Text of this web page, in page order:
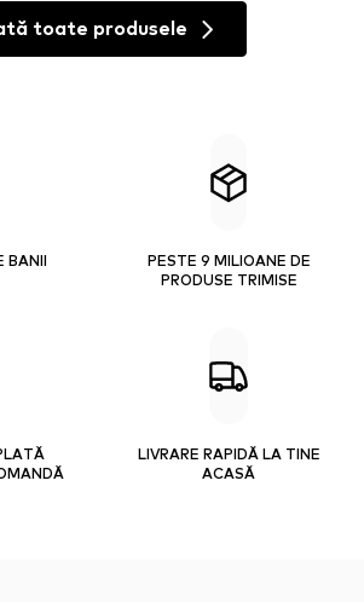
toate produsele
BANII
PESTE 9 MILIOANE DE
PRODUSE TRIMISE
LIVRARE RAPIDĂ LA TINE
ACASĂ